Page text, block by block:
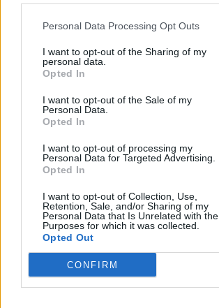
Personal Data Processing Opt Outs
I want to opt-out of the Sharing of my
personal data.
Opted In
I want to opt-out of the Sale of my
Personal Data.
Opted In
I want to opt-out of processing my
Personal Data for Targeted Advertising.
Opted In
I want to opt-out of Collection, Use,
Retention, Sale, and/or Sharing of my
Personal Data that Is Unrelated with the
Purposes for which it was collected.
Opted Out
CONFIRM
"Quelli che il calcio"
30/06/2011
bebè probabili nozze
05/06/2011
12/09/2010
E Facchinetti sbarca sull'«Isola
dei famosi»